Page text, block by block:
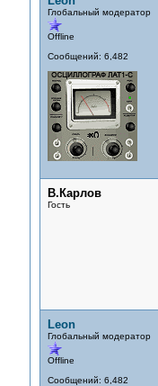
Глобальный модератор
Offline
Сообщений: 6,482
В.Карлов
Гость
Leon
Глобальный модератор
Offline
Сообщений: 6,482